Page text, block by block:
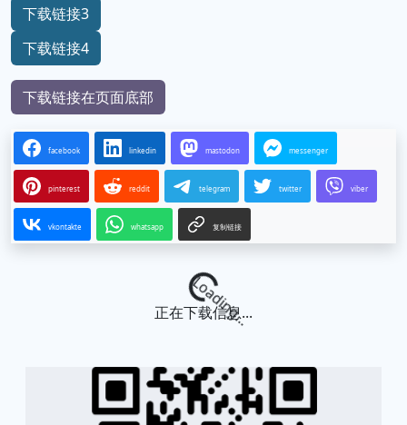
下载链接3
下载链接4
下载链接在页面底部
facebook linkedin mastodon messenger
pinterest reddit telegram twitter viber
vkontakte whatsapp 复制链接
Loading...
正在下载信息...